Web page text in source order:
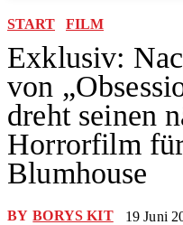
START FILM
Exklusiv:
von
dreht seinen
Horrorfilm
Blumhouse
BY BORYS KIT 19 Juni